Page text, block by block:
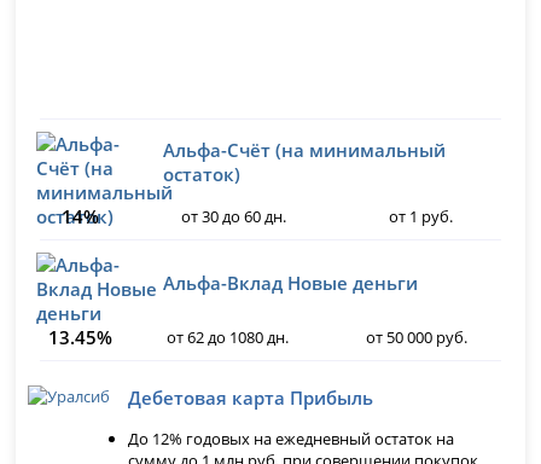
Альфа-Счёт (на минимальный
остаток)
14%
от 30 до 60 дн. от 1 руб.
Альфа-Вклад Новые деньги
13.45% от 62 до 1080 дн. от 50 000 руб.
Дебетовая карта Прибыль
До 12% годовых на ежедневный остаток на